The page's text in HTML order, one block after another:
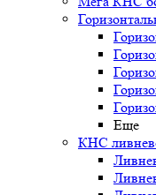
Еще
КНС